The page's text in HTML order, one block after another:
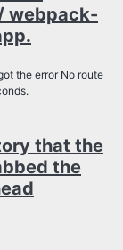
webpack-
the error No route
that the
the